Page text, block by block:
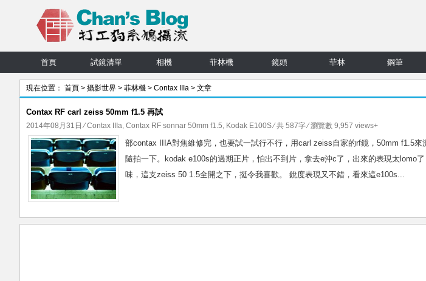
首頁 試鏡清單 相機 菲林機 鏡頭 菲林 鋼筆
現在位置： 首頁 > 攝影世界 > 菲林機 > Contax IIIa > 文章
Contax RF carl zeiss 50mm f1.5 再試
2014年08月31日 ⁄Contax IIIa, Contax RF sonnar 50mm f1.5, Kodak E100S⁄ 共 587字 ⁄ 瀏覽數 9,957 views+
部contax IIIA對焦維修完，也要試一試行不行，用carl zeiss自家的rf鏡，50mm f1.5來
隨拍一下。kodak e100s的過期正片，怕出不到片，拿去e沖c了，出來的表現太lomo
味，這支zeiss 50 1.5全開之下，挺令我喜歡。 銳度表現又不錯，看來這e100s...